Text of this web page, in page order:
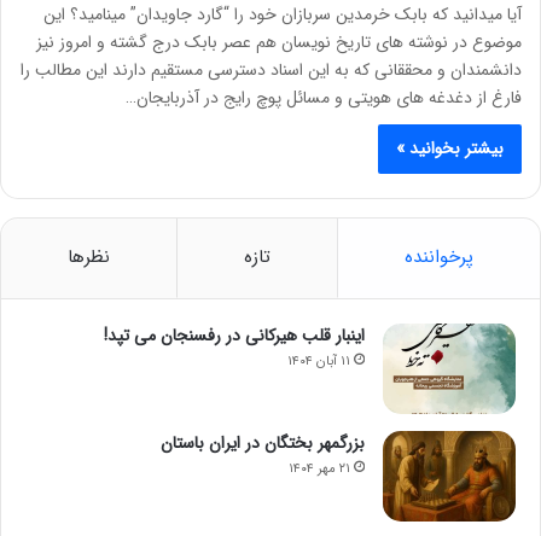
آیا میدانید که بابک خرمدین سربازان خود را “گارد جاویدان” مینامید؟ این
موضوع در نوشته های تاریخ نویسان هم عصر بابک درج گشته و امروز نیز
دانشمندان و محققانی که به این اسناد دسترسی مستقیم دارند این مطالب را
فارغ از دغدغه های هویتی و مسائل پوچ رایج در آذربایجان…
بیشتر بخوانید »
پرخواننده تازه نظرها
اینبار قلب هیرکانی در رفسنجان می تپد!
۱۱ آبان ۱۴۰۴
بزرگمهر بختگان در ایران باستان
۲۱ مهر ۱۴۰۴